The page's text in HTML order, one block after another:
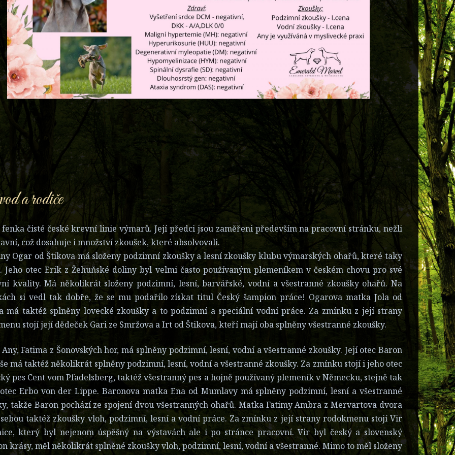
a rodiče
čisté české krevní linie výmarů. Její předci jsou zaměřeni především na pracovní stránku, nežli
což dosahuje i množství zkoušek, které absolvovali.
Ogar od Štikova má složeny podzimní zkoušky a lesní zkoušky klubu výmarských ohařů, které taky
Jeho otec Erik z Žehuňské doliny byl velmi často používaným plemeníkem v českém chovu pro své
kvality. Má několikrát složeny podzimní, lesní, barvářské, vodní a všestranné zkoušky ohařů. Na
si vedl tak dobře, že se mu podařilo získat titul Český šampion práce! Ogarova matka Jola od
má taktéž splněny lovecké zkoušky a to podzimní a speciální vodní práce. Za zmínku z její strany
stojí její dědeček Gari ze Smržova a Irt od Štikova, kteří mají oba splněny všestranné zkoušky.
Fatima z Šonovských hor, má splněny podzimní, lesní, vodní a všestranné zkoušky. Její otec Baron
má taktéž několikrát splněny podzimní, lesní, vodní a všestranné zkoušky. Za zmínku stojí i jeho otec
pes Cent vom Pfadelsberg, taktéž všestranný pes a hojně používaný plemeník v Německu, stejně tak
Erbo von der Lippe. Baronova matka Ena od Mumlavy má splněny podzimní, lesní a všestranné
takže Baron pochází ze spojení dvou všestranných ohařů. Matka Fatimy Ambra z Mervartova dvora
taktéž zkoušky vloh, podzimní, lesní a vodní práce. Za zmínku z její strany rodokmenu stojí Vir
který byl nejenom úspěšný na výstavách ale i po stránce pracovní. Vir byl český a slovenský
krásy, měl několikrát splněné zkoušky vloh, podzimní, lesní, vodní a všestranné. Mimo to měl složeny